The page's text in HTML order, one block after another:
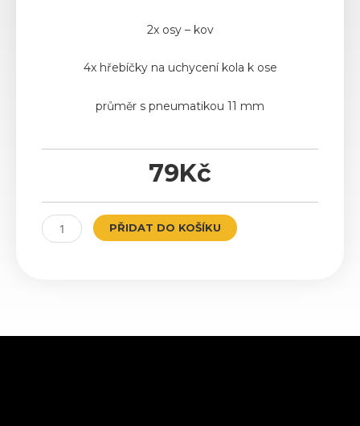
2x osy – kov
4x hřebíčky na uchycení kola k ose
průměr s pneumatikou 11 mm
79Kč
AMG
Gold
PŘIDAT DO KOŠÍKU